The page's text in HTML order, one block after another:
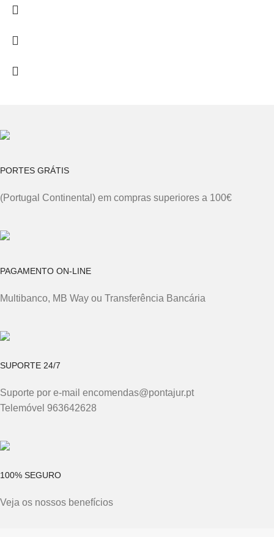
PORTES GRÁTIS
(Portugal Continental) em compras superiores a 100€
PAGAMENTO ON-LINE
Multibanco, MB Way ou Transferência Bancária
SUPORTE 24/7
Suporte por e-mail encomendas@pontajur.pt
Telemóvel 963642628
100% SEGURO
Veja os nossos benefícios